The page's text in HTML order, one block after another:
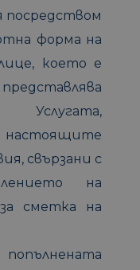
посредством
форма на
което е
настоящите
свързани с
на
сметка на